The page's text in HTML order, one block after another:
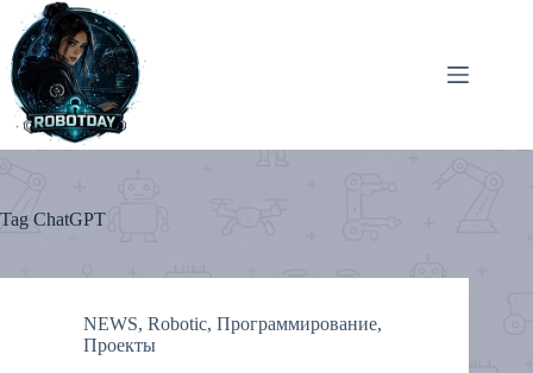
content
Tag ChatGPT
NEWS, Robotic, Программирование,
Проекты